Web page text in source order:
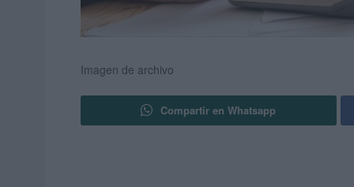
Imagen de archivo
Compartir en Whatsapp